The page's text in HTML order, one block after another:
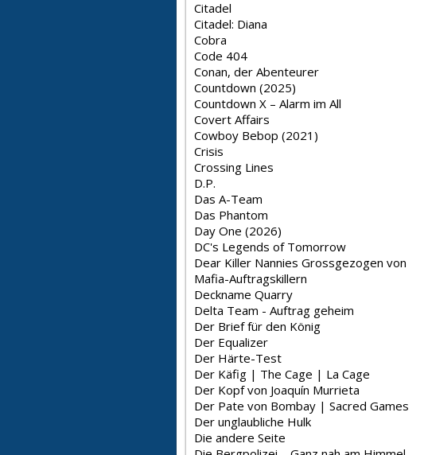
Citadel
Citadel: Diana
Cobra
Code 404
Conan, der Abenteurer
Countdown (2025)
Countdown X – Alarm im All
Covert Affairs
Cowboy Bebop (2021)
Crisis
Crossing Lines
D.P.
Das A-Team
Das Phantom
Day One (2026)
DC's Legends of Tomorrow
Dear Killer Nannies Grossgezogen von
Mafia-Auftragskillern
Deckname Quarry
Delta Team - Auftrag geheim
Der Brief für den König
Der Equalizer
Der Härte-Test
Der Käfig | The Cage | La Cage
Der Kopf von Joaquín Murrieta
Der Pate von Bombay | Sacred Games
Der unglaubliche Hulk
Die andere Seite